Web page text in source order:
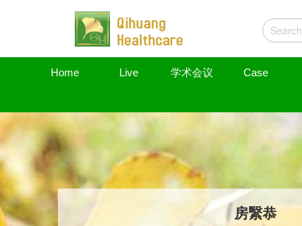
Home Live 学术会议 Case
房繄恭